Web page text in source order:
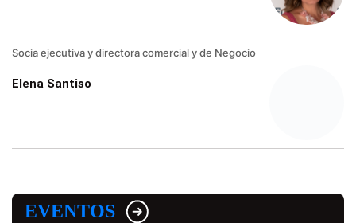
Socia ejecutiva y directora comercial y de Negocio
Elena Santiso
EVENTOS